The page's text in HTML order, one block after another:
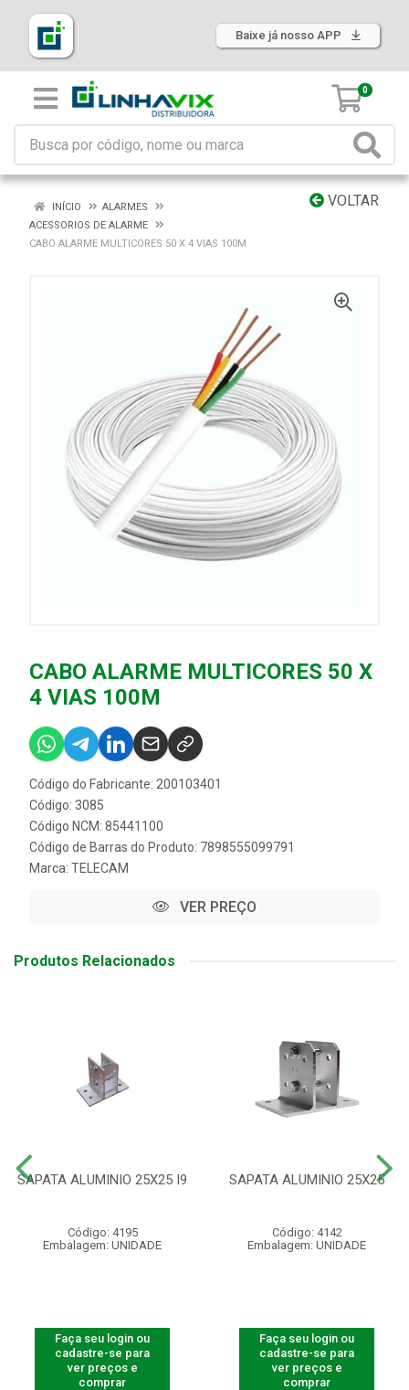
Baixe já nosso APP
0
VOLTAR
INÍCIO
ALARMES
ACESSORIOS DE ALARME
CABO ALARME MULTICORES 50 X 4 VIAS 100M
CABO ALARME MULTICORES 50 X
4 VIAS 100M
Código do Fabricante: 200103401
Código: 3085
Código NCM: 85441100
Código de Barras do Produto: 7898555099791
Marca: TELECAM
VER PREÇO
Produtos Relacionados
SAPATA ALUMINIO 25X25 I9
Código: 4195
Embalagem: UNIDADE
Faça seu login ou
cadastre-se para
ver preços e
comprar
SAPATA ALUMINIO 25X25
Código: 4142
Embalagem: UNIDADE
Faça seu login ou
cadastre-se para
ver preços e
comprar